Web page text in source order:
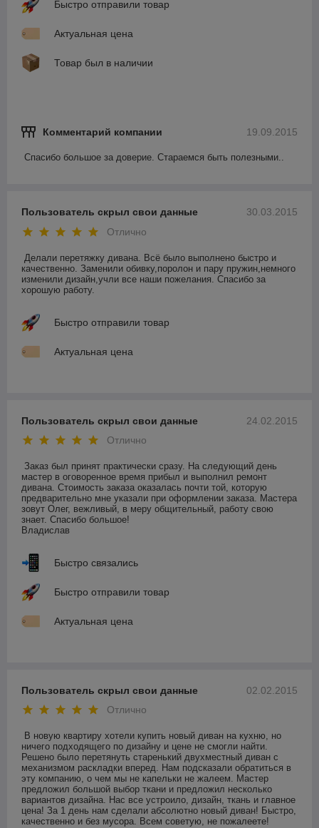
Быстро отправили товар
Актуальная цена
Товар был в наличии
19.09.2015
Комментарий компании
Спасибо большое за доверие. Стараемся быть полезными..
30.03.2015
Пользователь скрыл свои данные
Отлично
Делали перетяжку дивана. Всё было выполнено быстро и
качественно. Заменили обивку,поролон и пару пружин,немного
изменили дизайн,учли все наши пожелания. Спасибо за
хорошую работу.
Быстро отправили товар
Актуальная цена
24.02.2015
Пользователь скрыл свои данные
Отлично
Заказ был принят практически сразу. На следующий день
мастер в оговоренное время прибыл и выполнил ремонт
дивана. Стоимость заказа оказалась почти той, которую
предварительно мне указали при оформлении заказа. Мастера
зовут Олег, вежливый, в меру общительный, работу свою
знает. Спасибо большое!
Владислав
Быстро связались
Быстро отправили товар
Актуальная цена
02.02.2015
Пользователь скрыл свои данные
Отлично
В новую квартиру хотели купить новый диван на кухню, но
ничего подходящего по дизайну и цене не смогли найти.
Решено было перетянуть старенький двухместный диван с
механизмом раскладки вперед. Нам подсказали обратиться в
эту компанию, о чем мы не капельки не жалеем. Мастер
предложил большой выбор ткани и предложил несколько
вариантов дизайна. Нас все устроило, дизайн, ткань и главное
цена! За 1 день нам сделали абсолютно новый диван! Быстро,
качественно и без мусора. Всем советую, не пожалеете!